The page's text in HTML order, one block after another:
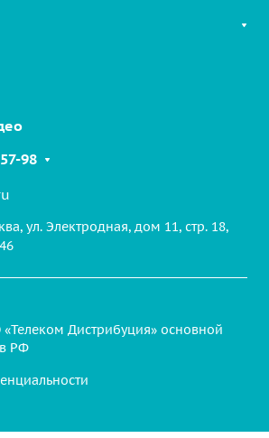
решения
98
ул. Электродная, дом 11, стр. 18,
Дистрибуция» основной
РФ